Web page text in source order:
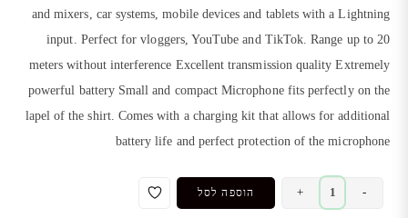
and mixers, car systems, mobile devices and tablets with a Lightning
input. Perfect for vloggers, YouTube and TikTok. Range up to 20
meters without interference Excellent transmission quality Extremely
powerful battery Small and compact Microphone fits perfectly on the
lapel of the shirt. Comes with a charging kit that allows for additional
battery life and perfect protection of the microphone
-
כמות
של
+ הוספה לסל